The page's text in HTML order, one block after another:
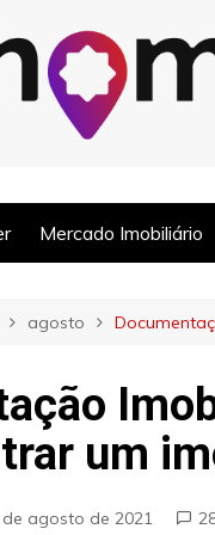
e dicas para
Mercado Imobiliário
agosto
um
agosto de 2021